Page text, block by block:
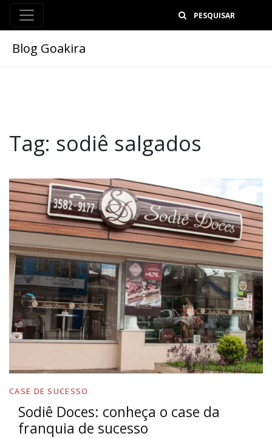
Blog Goakira
Tag: sodiê salgados
CASE DE SUCESSO
Sodiê Doces: conheça o case da
franquia de sucesso